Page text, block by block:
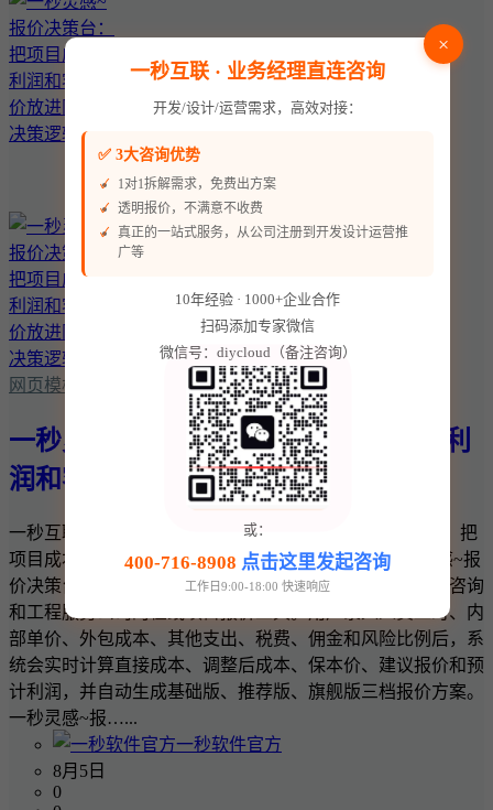
网页模板
一秒灵感~报价决策台：把项目成本、利
润和客户报价放进同一套决策逻辑
一秒互联 · 一秒灵感实用商业工具 一秒灵感~报价决策台：把
项目成本、利润和客户报价放进同一套决策逻辑 一秒灵感~报
价决策台是一款面向网站建设、软件开发、设计、广告、咨询
和工程服务公司的在线项目报价工具。用户录入人员工时、内
部单价、外包成本、其他支出、税费、佣金和风险比例后，系
统会实时计算直接成本、调整后成本、保本价、建议报价和预
计利润，并自动生成基础版、推荐版、旗舰版三档报价方案。
一秒灵感~报…...
一秒软件官方
8月5日
0
×
一秒互联 · 业务经理直连咨询
开发/设计/运营需求，高效对接：
✅ 3大咨询优势
1对1拆解需求，免费出方案
透明报价，不满意不收费
真正的一站式服务，从公司注册到开发设计运营推
广等
10年经验 · 1000+企业合作
扫码添加专家微信
微信号：diycloud（备注咨询）
或：
400-716-8908 点击这里发起咨询
工作日9:00-18:00 快速响应